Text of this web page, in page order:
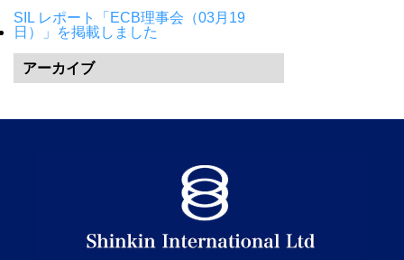
SIL レポート「ECB理事会（03月19
日）」を掲載しました
アーカイブ